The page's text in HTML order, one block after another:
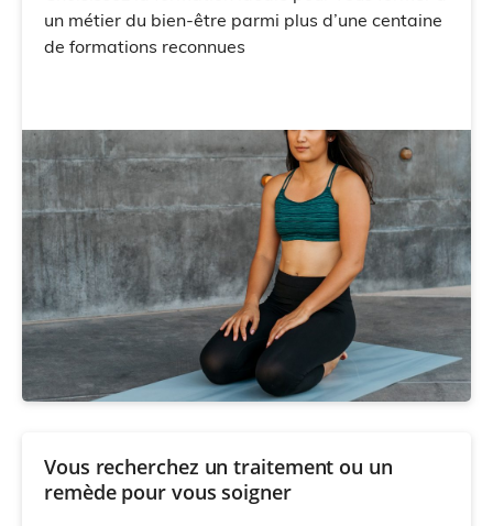
un métier du bien-être parmi plus d’une centaine
de formations reconnues
Vous recherchez un traitement ou un
remède pour vous soigner